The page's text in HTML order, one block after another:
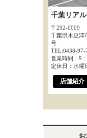
千葉リア
〒292-0009
千葉県木更津
号
TEL:0438-97-
営業時間：9
定休日：水曜
店舗紹介